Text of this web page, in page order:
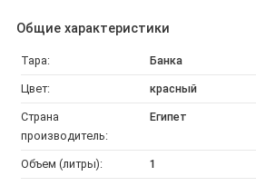
Общие характеристики
Тара: Банка
Цвет: красный
Страна
производитель:
Египет
Объем (литры): 1